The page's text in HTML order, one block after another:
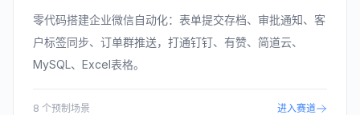
零代码搭建企业微信自动化：表单提交存档、审批通知、客
户标签同步、订单群推送，打通钉钉、有赞、简道云、
MySQL、Excel表格。
8 个预制场景 进入赛道